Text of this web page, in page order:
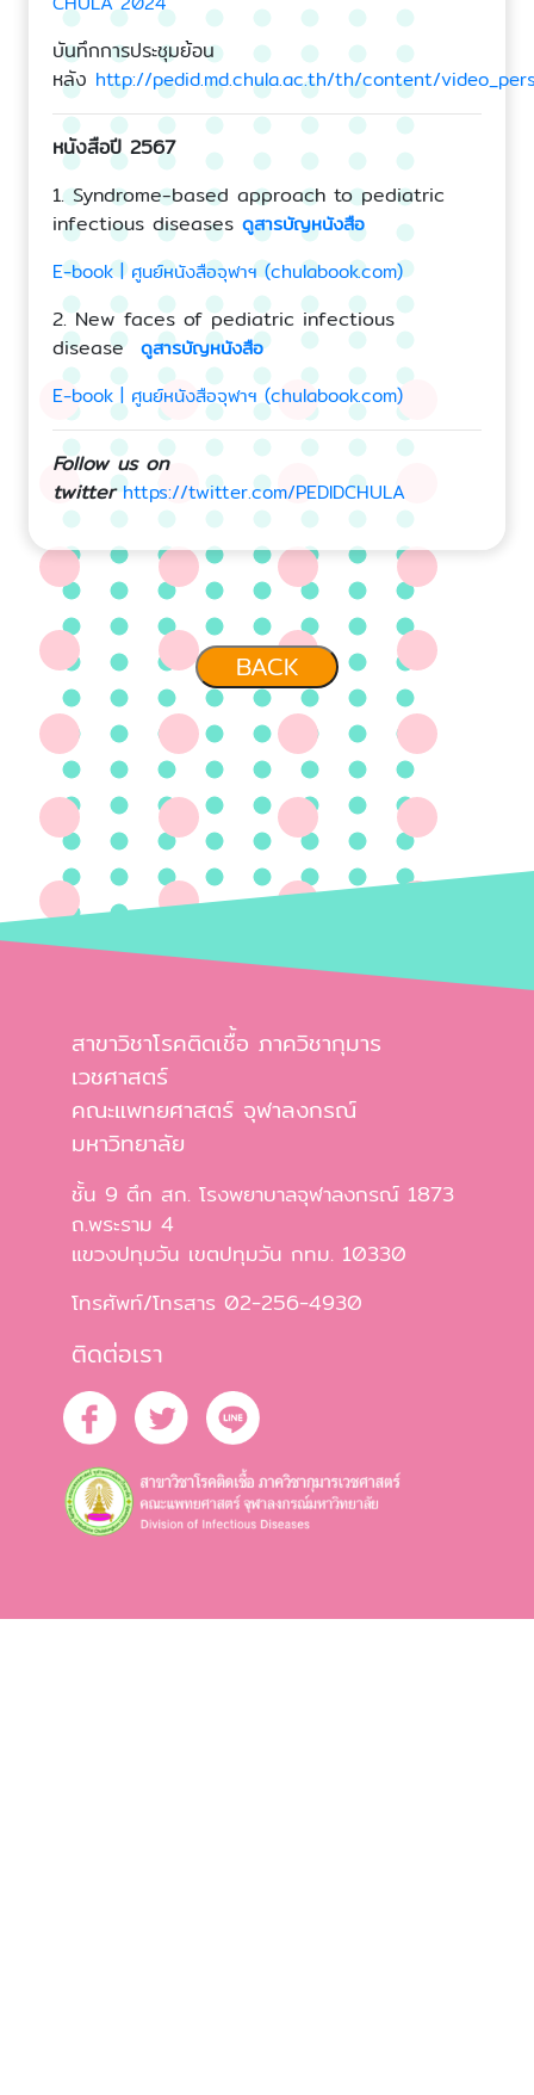
บันทึกการประชุมย้อน
หลัง http://pedid.md.chula.ac.th/th/content/
หนังสือปี 2567
1. Syndrome-based approach to pediatric
infectious diseases ดูสารบัญหนังสือ
E-book | ศูนย์หนังสือจุฬาฯ (chulabook.com)
2. New faces of pediatric infectious
disease ดูสารบัญหนังสือ
E-book | ศูนย์หนังสือจุฬาฯ (chulabook.com)
Follow us on
twitterhttps://twitter.com/PEDIDCHULA
BACK
สาขาวิชาโรคติดเชื้อ ภาควิชากุมาร
เวชศาสตร์
คณะแพทยศาสตร์ จุฬาลงกรณ์
มหาวิทยาลัย
ชั้น 9 ตึก สก. โรงพยาบาลจุฬาลงกรณ์ 1873
ถ.พระราม 4
แขวงปทุมวัน เขตปทุมวัน กทม. 10330
โทรศัพท์/โทรสาร 02-256-4930
ติดต่อเรา